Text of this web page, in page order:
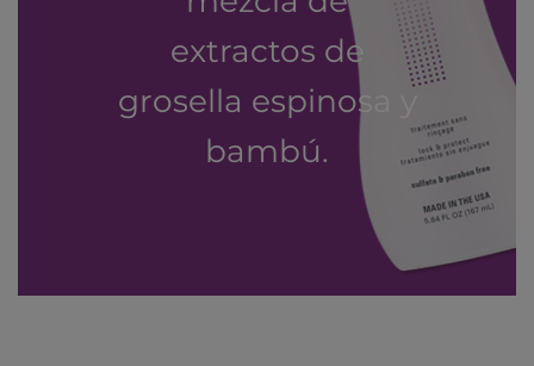
extractos de
grosella espinosa y
bambú.